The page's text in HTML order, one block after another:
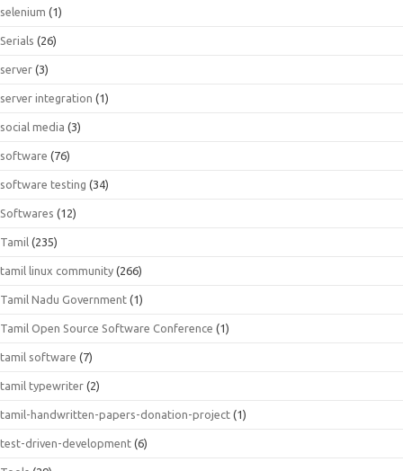
selenium (1)
Serials (26)
server (3)
server integration (1)
social media (3)
software (76)
software testing (34)
Softwares (12)
Tamil (235)
tamil linux community (266)
Tamil Nadu Government (1)
Tamil Open Source Software Conference (1)
tamil software (7)
tamil typewriter (2)
tamil-handwritten-papers-donation-project (1)
test-driven-development (6)